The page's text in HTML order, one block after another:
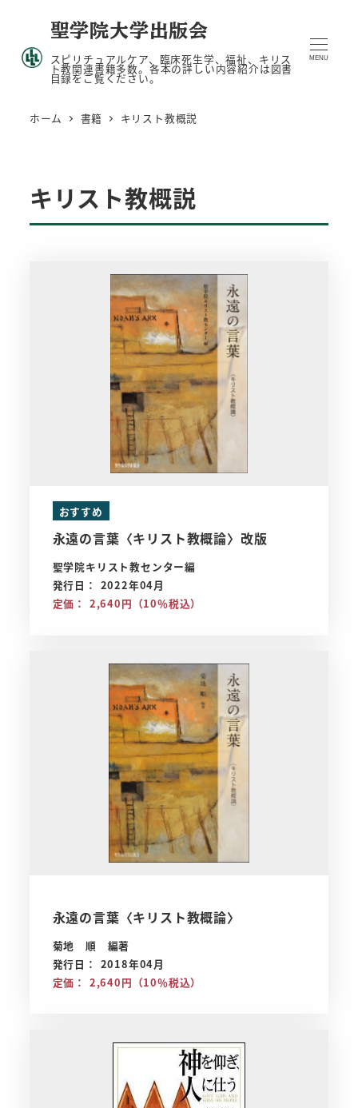
聖学院大学出版会
スピリチュアルケア、臨床死生学、福祉、キリス
ト教関連書籍多数。各本の詳しい内容紹介は図書
目録をご覧ください。
MENU
ホーム 書籍 キリスト教概説
キリスト教概説
おすすめ
永遠の言葉〈キリスト教概論〉改版
聖学院キリスト教センター編
発行日： 2022年04月
定価： 2,640円（10％税込）
永遠の言葉〈キリスト教概論〉
菊地 順 編著
発行日： 2018年04月
定価： 2,640円（10％税込）